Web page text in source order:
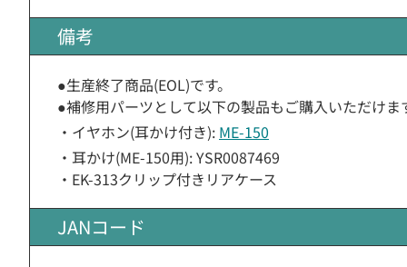
備考
●生産終了商品(EOL)です。
●補修用パーツとして以下の製品もご購入いただけま
・イヤホン(耳かけ付き): ME-150
・耳かけ(ME-150用): YSR0087469
・EK-313クリップ付きリアケース
JANコード